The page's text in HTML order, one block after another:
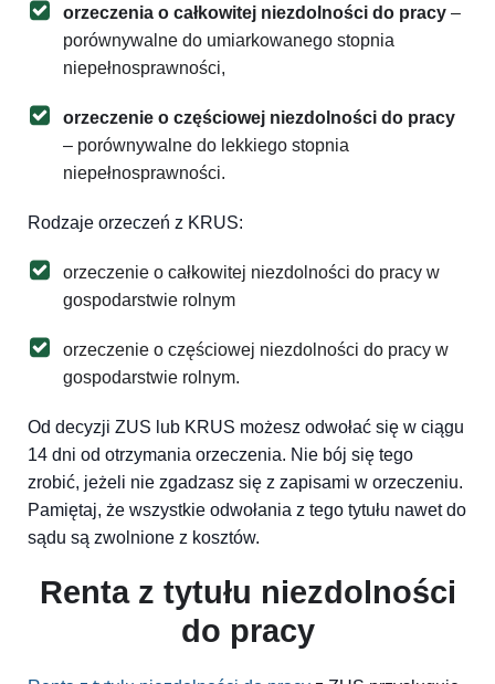
orzeczenia o całkowitej niezdolności do pracy –
porównywalne do umiarkowanego stopnia
niepełnosprawności,
orzeczenie o częściowej niezdolności do pracy
– porównywalne do lekkiego stopnia
niepełnosprawności.
Rodzaje orzeczeń z KRUS:
orzeczenie o całkowitej niezdolności do pracy w
gospodarstwie rolnym
orzeczenie o częściowej niezdolności do pracy w
gospodarstwie rolnym.
Od decyzji ZUS lub KRUS możesz odwołać się w ciągu
14 dni od otrzymania orzeczenia. Nie bój się tego
zrobić, jeżeli nie zgadzasz się z zapisami w orzeczeniu.
Pamiętaj, że wszystkie odwołania z tego tytułu nawet do
sądu są zwolnione z kosztów.
Renta z tytułu niezdolności
do pracy